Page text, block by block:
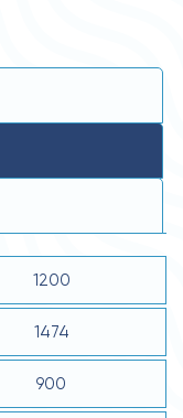
1200
1474
900